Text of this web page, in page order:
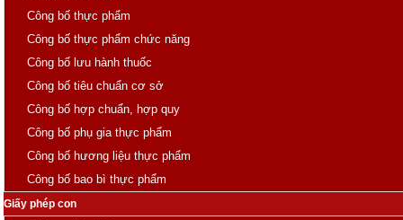
Công bố thực phẩm
Công bố thực phẩm chức năng
Công bố lưu hành thuốc
Công bố tiêu chuẩn cơ sở
Công bố hợp chuẩn, hợp quy
Công bố phụ gia thực phẩm
Công bố hương liệu thực phẩm
Công bố bao bì thực phẩm
Giấy phép con